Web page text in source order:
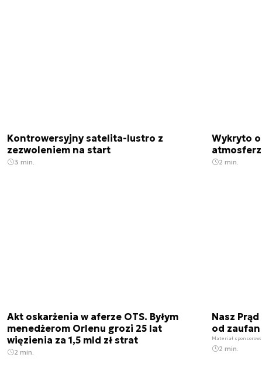
Kontrowersyjny satelita-lustro z
zezwoleniem na start
3 min.
Wykryto
2 min.
Akt oskarżenia w aferze OTS. Byłym
menedżerom Orlenu grozi 25 lat
więzienia za 1,5 mld zł strat
2 min.
Nasz
od
Materiał
2 min.